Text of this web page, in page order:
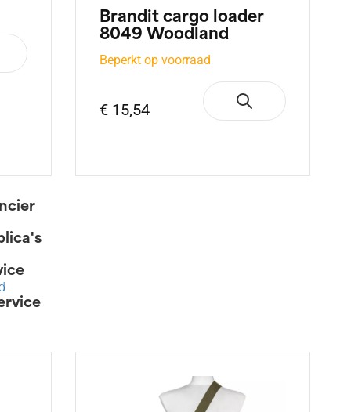
Brandit cargo loader
8049 Woodland
Beperkt op voorraad
€ 15,54